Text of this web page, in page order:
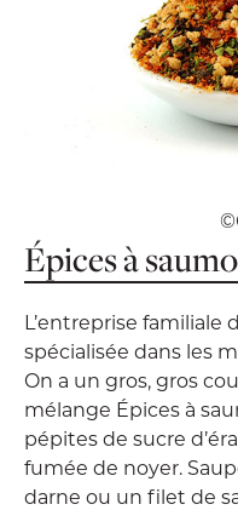
Épices à
L’entreprise familiale
spécialisée dans les
On a un gros, gros
mélange Épices à
pépites de sucre
fumée de noyer.
darne ou un filet de